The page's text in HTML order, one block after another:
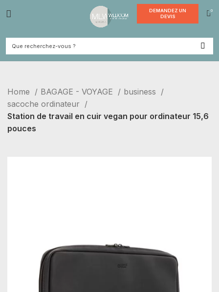
Home BAGAGE - VOYAGE
business
sacoche ordinateur
Station de travail en cuir vegan pour ordinateur 15,6
pouces